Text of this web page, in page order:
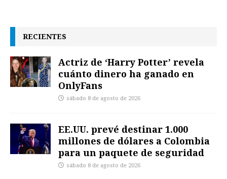
RECIENTES
Actriz de ‘Harry Potter’ revela
cuánto dinero ha ganado en
OnlyFans
sábado 8 de agosto de 2026
EE.UU. prevé destinar 1.000
millones de dólares a Colombia
para un paquete de seguridad
sábado 8 de agosto de 2026